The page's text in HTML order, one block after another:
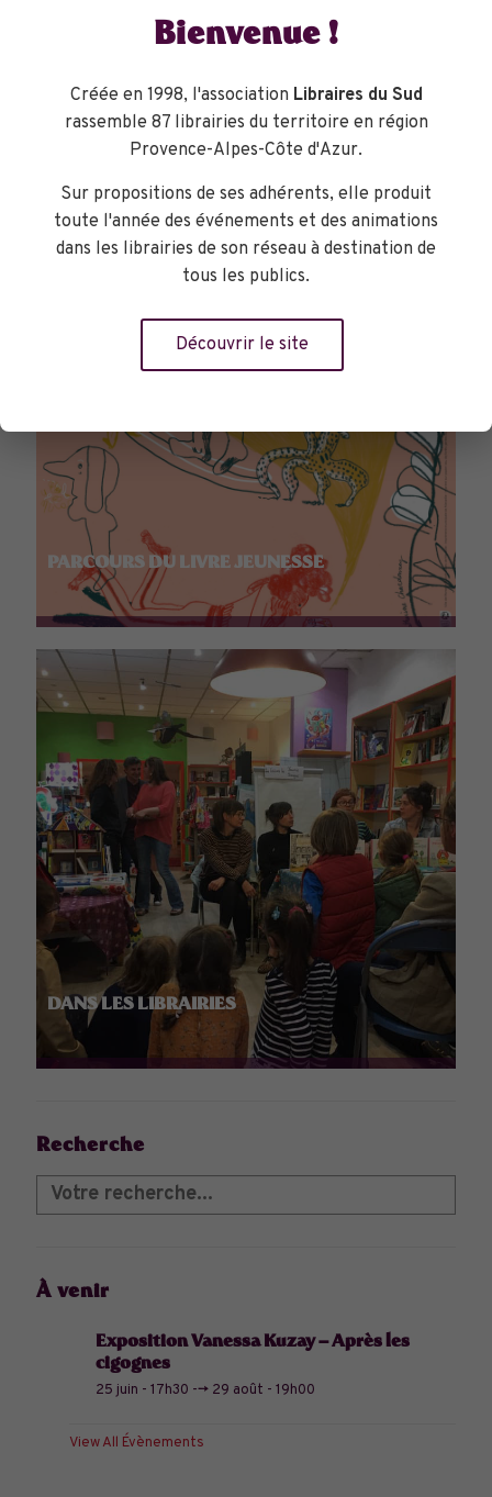
TOURNÉES GÉNÉRALES
PARCOURS DU LIVRE JEUNESSE
DANS LES LIBRAIRIES
Recherche
À venir
Exposition Vanessa Kuzay – Après les
cigognes
25 juin - 17h30 --> 29 août - 19h00
View All Évènements
Bienvenue !
Créée en 1998, l'association Libraires du Sud
rassemble 87 librairies du territoire en région
Provence-Alpes-Côte d'Azur.
Sur propositions de ses adhérents, elle produit
toute l'année des événements et des animations
dans les librairies de son réseau à destination de
tous les publics.
Découvrir le site